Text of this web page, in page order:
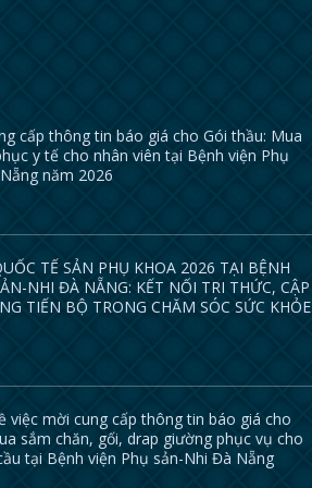
cấp thông tin báo giá cho Gói thầu: Mua
y tế cho nhân viên tại Bệnh viện Phụ
năm 2026
TẾ SẢN PHỤ KHOA 2026 TẠI BỆNH
NHI ĐÀ NẴNG: KẾT NỐI TRI THỨC, CẬP
TIẾN BỘ TRONG CHĂM SÓC SỨC KHỎE
việc mời cung cấp thông tin báo giá cho
sắm chăn, gối, drap giường phục vụ cho
tại Bệnh viện Phụ sản-Nhi Đà Nẵng